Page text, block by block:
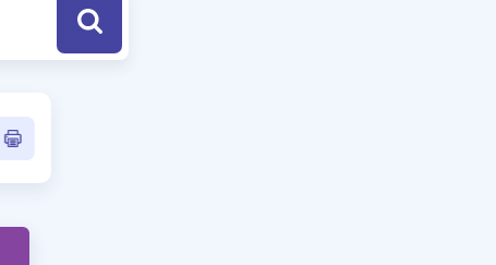
Sınavlarla İlgili Haberler